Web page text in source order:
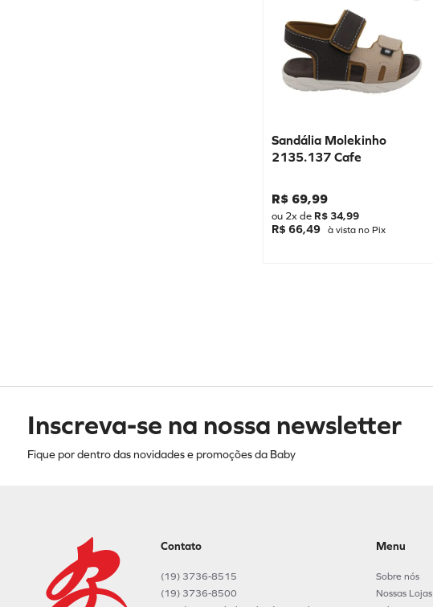
Sandália Molekinho
2135.137 Cafe
R$ 69,99
ou 2x de R$ 34,99
R$ 66,49 à vista no Pix
Inscreva-se na nossa newsletter
Fique por dentro das novidades e promoções da Baby
Contato
(19) 3736-8515
(19) 3736-8500
Menu
Sobre nós
Nossas Lojas